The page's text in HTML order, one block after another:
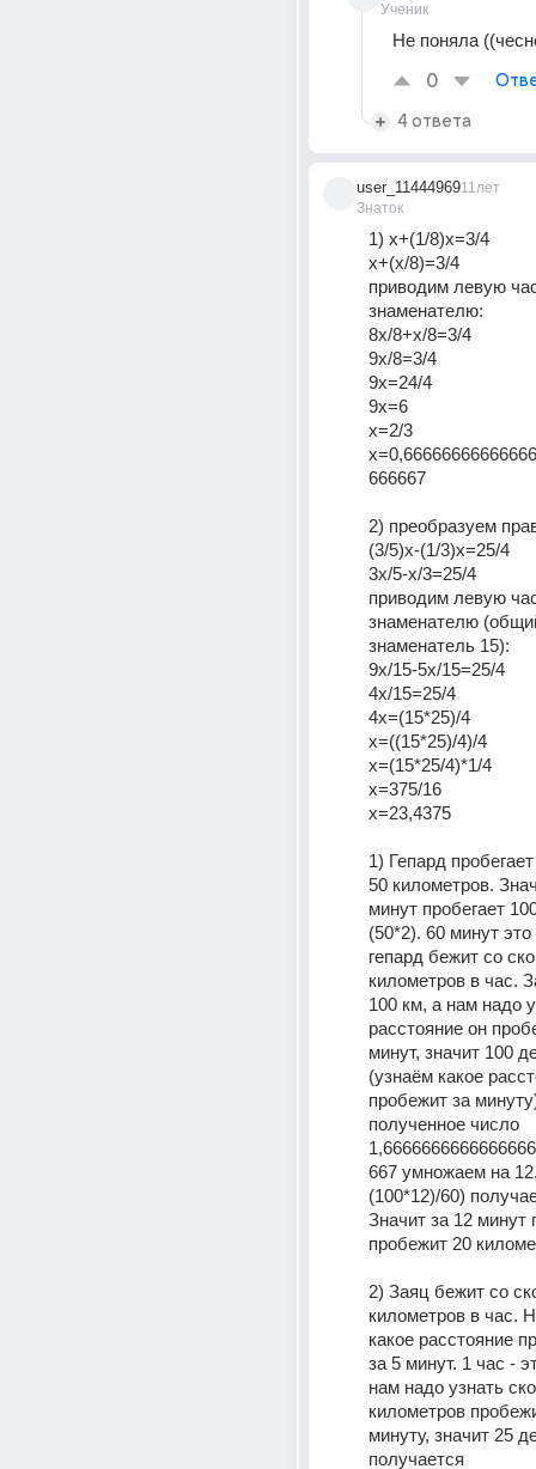
Ученик
Не поняла
0
4 ответа
user_11444969
Знаток
11лет
1) x+(1/8)x=3/4
x+(x/8)=3/4
приводим левую
знаменателю:
8x/8+x/8=3/4
9x/8=3/4
9x=24/4
9x=6
x=2/3
666667
2) преобразуем
(3/5)x-(1/3)x=25/4
3x/5-x/3=25/4
приводим левую
знаменателю
знаменатель 15):
9x/15-5x/15=25/4
4x/15=25/4
4x=(15*25)/4
x=((15*25)/4)/4
x=(15*25/4)*1/4
x=375/16
x=23,4375
1) Гепард
50 километров.
минут пробегает
(50*2). 60 минут это
гепард бежит со
километров в час.
100 км, а нам надо
расстояние он
минут, значит 100
(узнаём какое
пробежит за
полученное число
667 умножаем на
(100*12)/60)
Значит за 12 минут
пробежит 20
2) Заяц бежит со
километров в час.
какое расстояние
за 5 минут. 1 час -
нам надо узнать
километров
минуту, значит 25
получается